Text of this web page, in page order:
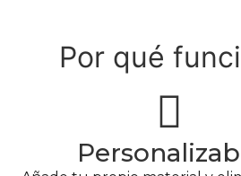
Por qué